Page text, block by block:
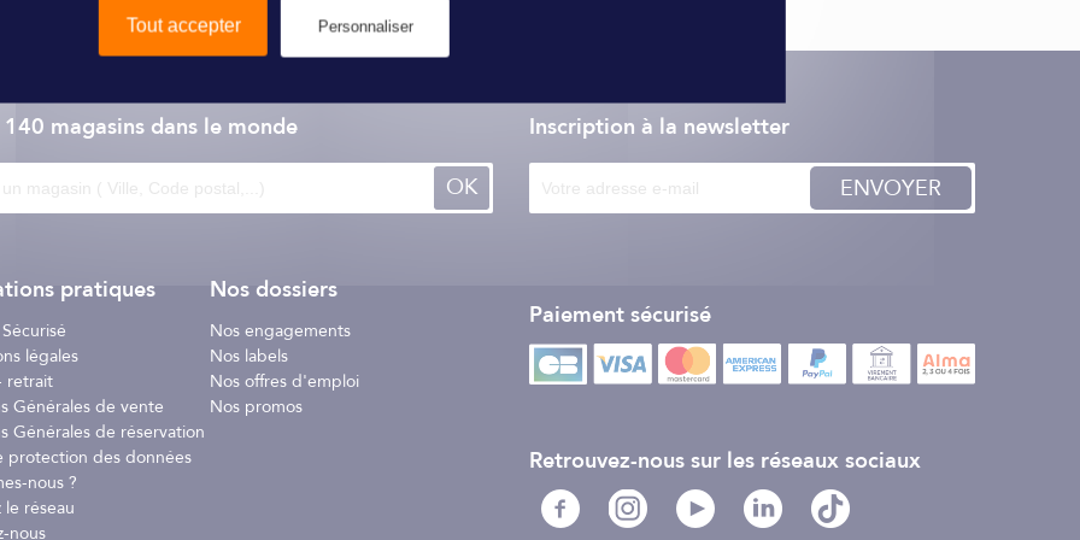
140 magasins dans le monde
OK
pratiques
légales
retrait
Générales de vente
Générales de réservation
protection des données
nous ?
le réseau
nous
Nos dossiers
Nos engagements
Nos labels
Nos offres d'emploi
Nos promos
Inscription à la newsletter
ENVOYER
Paiement sécurisé
Retrouvez-nous sur les réseaux sociaux
Tout accepter Personnaliser